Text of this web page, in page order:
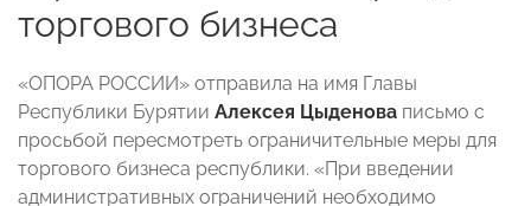
торгового бизнеса
«ОПОРА РОССИИ» отправила на имя Главы
Республики Бурятии Алексея Цыденова письмо с
просьбой пересмотреть ограничительные меры для
торгового бизнеса республики. «При введении
административных ограничений необходимо